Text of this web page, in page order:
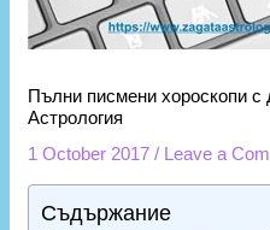
Пълни писмени хороскопи с
Астрология
1 October 2017/ Leave a
Съдържание